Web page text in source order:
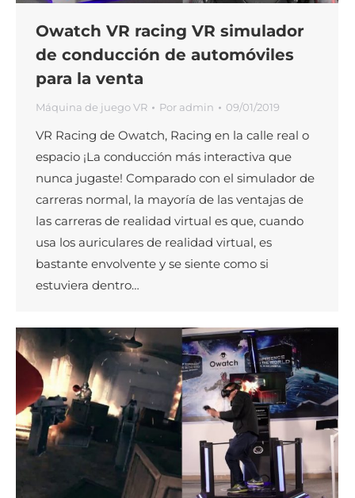
Owatch VR racing VR simulador
de conducción de automóviles
para la venta
Máquina de juego VR Por admin 09/01/2019
VR Racing de Owatch, Racing en la calle real o
espacio ¡La conducción más interactiva que
nunca jugaste! Comparado con el simulador de
carreras normal, la mayoría de las ventajas de
las carreras de realidad virtual es que, cuando
usa los auriculares de realidad virtual, es
bastante envolvente y se siente como si
estuviera dentro…